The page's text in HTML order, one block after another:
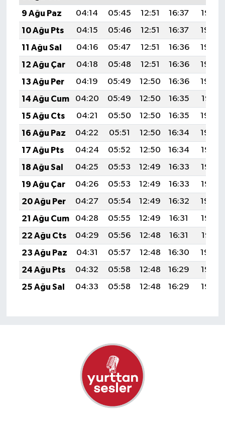
9 Ağu Paz
04:14 05:45 12:51 16:37
19:47
10 Ağu Pts
04:15 05:46 12:51 16:37
19:46
11 Ağu Sal
04:16 05:47 12:51 16:36
19:45
12 Ağu Çar
04:18 05:48 12:51 16:36
19:44
13 Ağu Per
04:19 05:49 12:50 16:36
19:42
14 Ağu Cum
04:20 05:49 12:50 16:35
19:41
15 Ağu Cts
04:21 05:50 12:50 16:35
19:40
16 Ağu Paz
04:22 05:51 12:50 16:34
19:39
17 Ağu Pts
04:24 05:52 12:50 16:34
19:38
18 Ağu Sal
04:25 05:53 12:49 16:33
19:36
19 Ağu Çar
04:26 05:53 12:49 16:33
19:35
20 Ağu Per
04:27 05:54 12:49 16:32
19:34
21 Ağu Cum
04:28 05:55 12:49 16:31
19:32
22 Ağu Cts
04:29 05:56 12:48 16:31
19:31
23 Ağu Paz
04:31 05:57 12:48 16:30
19:30
24 Ağu Pts
04:32 05:58 12:48 16:29
19:28
25 Ağu Sal
04:33 05:58 12:48 16:29 19:27